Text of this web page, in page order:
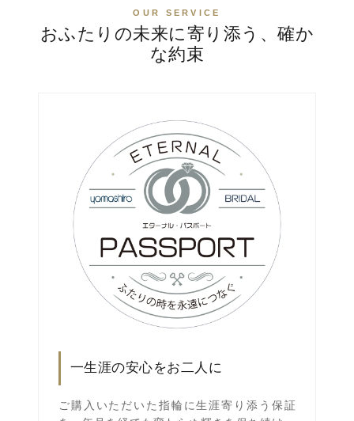
OUR SERVICE
おふたりの未来に寄り添う、確か
な約束
一生涯の安心をお二人に
ご購入いただいた指輪に生涯寄り添う保証